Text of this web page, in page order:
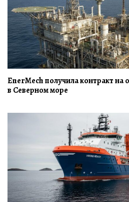
EnerMech получила контракт
в Северном море